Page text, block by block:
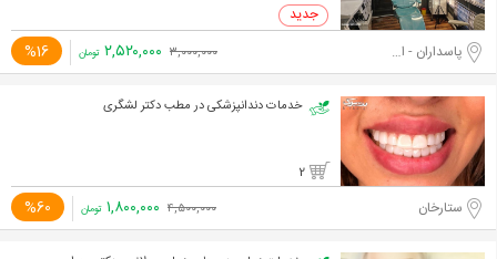
پاسداران - اختیاریه جنوبی %16 ۳,۰۰۰,۰۰۰ ۲,۵۲۰,۰۰۰ تومان
خدمات دندانپزشکی در مطب دکتر لشگری
2
ستارخان %60 ۴,۵۰۰,۰۰۰ ۱,۸۰۰,۰۰۰ تومان